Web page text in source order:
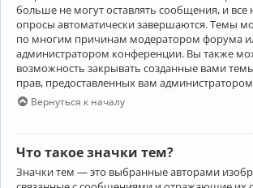
больше не могут оставлять сообщения, и все
опросы автоматически завершаются. Темы
по многим причинам модератором форума
администратором конференции. Вы также
возможность закрывать созданные вами
прав, предоставленных вам
Вернуться к началу
Что такое значки тем?
Значки тем — это выбранные авторами